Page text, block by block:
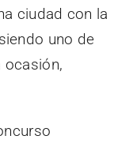
ciudad con la
uno de
ocasión,